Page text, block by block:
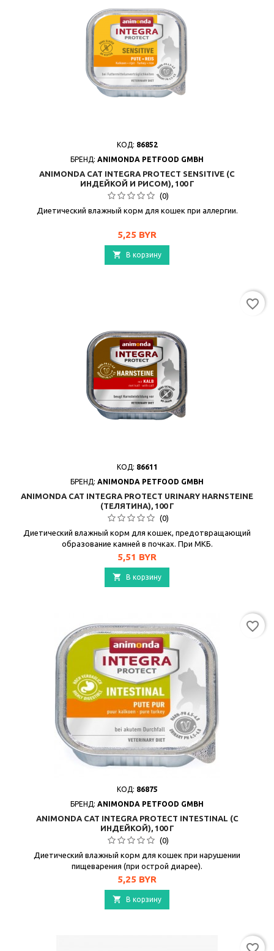
КОД: 86852
БРЕНД: ANIMONDA PETFOOD GMBH
ANIMONDA CAT INTEGRA PROTECT SENSITIVE (С
ИНДЕЙКОЙ И РИСОМ), 100 Г
(0)
Диетический влажный корм для кошек при аллергии.
Цена
5,25 BYR
 В корзину
КОД: 86611
БРЕНД: ANIMONDA PETFOOD GMBH
ANIMONDA CAT INTEGRA PROTECT URINARY HARNSTEINE
(ТЕЛЯТИНА), 100 Г
(0)
Диетический влажный корм для кошек, предотвращающий
образование камней в почках. При МКБ.
Цена
5,51 BYR
 В корзину
favorite_border
КОД: 86875
БРЕНД: ANIMONDA PETFOOD GMBH
ANIMONDA CAT INTEGRA PROTECT INTESTINAL (С
ИНДЕЙКОЙ), 100 Г
(0)
Диетический влажный корм для кошек при нарушении
пищеварения (при острой диарее).
Цена
5,25 BYR
 В корзину
favorite_border